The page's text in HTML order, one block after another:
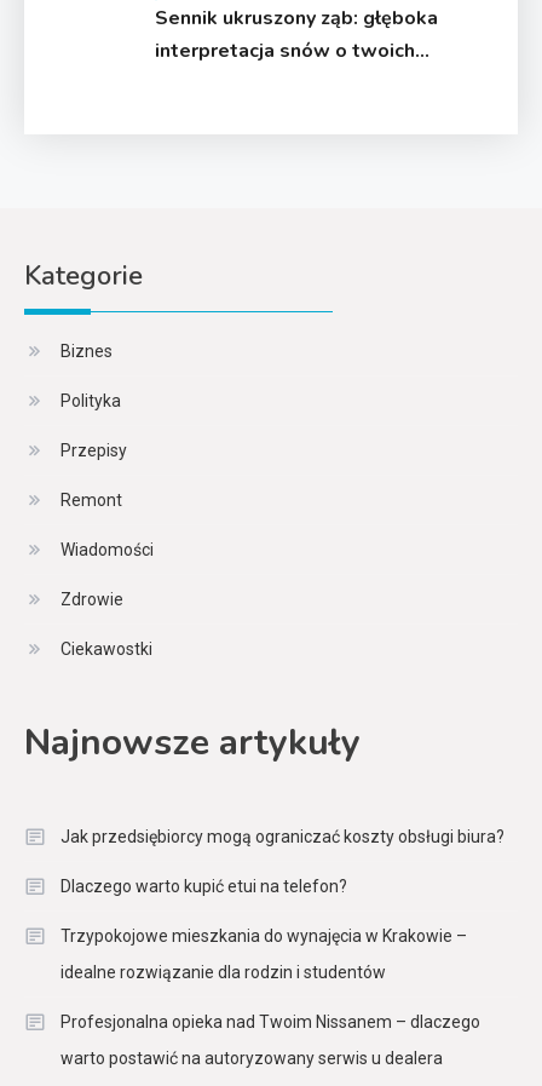
Sennik ukruszony ząb: głęboka
interpretacja snów o twoich
Kategorie
Biznes
Polityka
Przepisy
Remont
Wiadomości
Zdrowie
Ciekawostki
Najnowsze artykuły
Jak przedsiębiorcy mogą ograniczać koszty obsługi biura?
Dlaczego warto kupić etui na telefon?
Trzypokojowe mieszkania do wynajęcia w Krakowie –
idealne rozwiązanie dla rodzin i studentów
Profesjonalna opieka nad Twoim Nissanem – dlaczego
warto postawić na autoryzowany serwis u dealera